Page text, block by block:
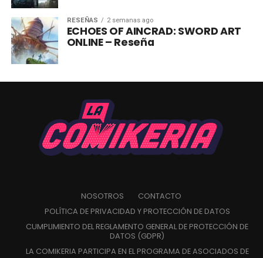
RESEÑAS 2 semanas ago
ECHOES OF AINCRAD: SWORD ART
ONLINE – Reseña
NOSOTROS
CONTACTO
POLÍTICA DE PRIVACIDAD Y PROTECCIÓN DE DATOS
CUMPLIMIENTO DEL REGLAMENTO GENERAL DE PROTECCIÓN DE
DATOS (GDPR)
LA COMIKERIA PARTICIPA EN EL PROGRAMA DE ASOCIADOS DE